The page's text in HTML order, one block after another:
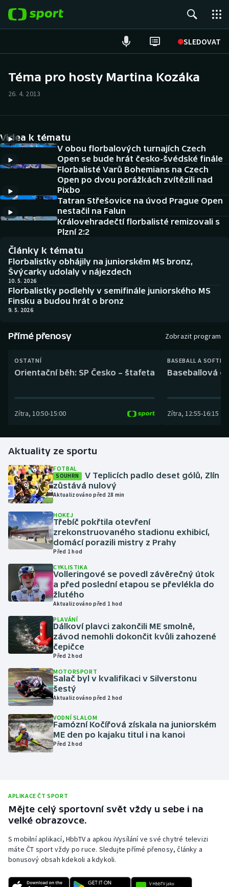
SLEDOVAT
Hokej
Tenis
Atletika
Cyklistika
DALŠÍ SPORTY
Americký fotbal
Baseball a softbal
Basketbal
Biatlon
Boby a skeleton
Box
Curling
Florbal
Golf
Gymnastika
Házená
Jezdectví
Krasobruslení
Lezení
Lyže a snowboard
Moderní pětiboj
Motorsport
Olympijské hry
Parasport
Plavání
Ragby
Rychlobruslení
Rychlostní kanoistika
Short track
NEPŘEHLÉDNĚTE
Historické návraty
Aplikace ČT sport
AZ kvíz
Téma pro hosty Martina Kozáka
26. 4. 2013
Videa k tématu
V obou florbalových turnajích Czech
Open se bude hrát česko-švédské finále
Florbalisté Varů Bohemians na Czech
Open po dvou porážkách zvítězili nad
Pixbo
Tatran Střešovice na úvod Prague Open
nestačil na Falun
Královehradečtí florbalisté remizovali s
Plzní 2:2
Články k tématu
Florbalistky obhájily na juniorském MS bronz,
Švýcarky udolaly v nájezdech
10. 5. 2026
Florbalistky podlehly v semifinále juniorského MS
Finsku a budou hrát o bronz
9. 5. 2026
Přímé přenosy Zobrazit program
OSTATNÍ
Orientační běh: SP Česko – štafeta
Zítra, 10:50-15:00
BASEBALL A
Baseballová
Zítra, 12:55-16:15
Aktuality ze sportu
FOTBAL
SOUHRN
V Teplicích padlo deset gólů, Zlín
zůstává nulový
Aktualizováno před 28 min
HOKEJ
Třebíč pokřtila otevření
zrekonstruovaného stadionu exhibicí,
domácí porazili mistry z Prahy
Před 1 hod
CYKLISTIKA
Volleringové se povedl závěrečný útok
a před poslední etapou se převlékla do
žlutého
Aktualizováno před 1 hod
PLAVÁNÍ
Dálkoví plavci zakončili ME smolně,
závod nemohli dokončit kvůli zahozené
čepičce
Před 2 hod
MOTORSPORT
Salač byl v kvalifikaci v Silverstonu
šestý
Aktualizováno před 2 hod
VODNÍ SLALOM
Famózní Kočířová získala na juniorském
ME den po kajaku titul i na kanoi
Před 2 hod
APLIKACE ČT SPORT
Mějte celý sportovní svět vždy u sebe i na
velké obrazovce.
S mobilní aplikací, HbbTV a apkou iVysílání ve své chytré televizi
máte ČT sport vždy po ruce. Sledujte přímé přenosy, články a
bonusový obsah kdekoli a kdykoli.